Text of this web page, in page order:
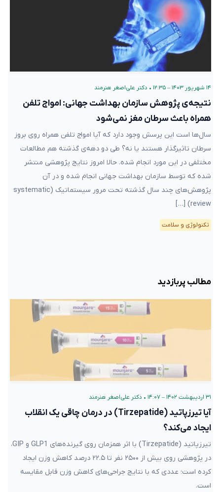
۱۴ شهریور ۱۴۰۳ – ۱۲:۳۵ • دکتر علی‌اصغر هنرمند
نتیجه‌ی پژوهش سازمان بهداشت جهانی: امواج تلفن
همراه باعث سرطان مغز نمی‌شود
سال‌ها است این پرسش وجود دارد که آیا امواج تلفن همراه روی بروز
سرطان تاثیرگذار هستند یا نه؟ طی دو دهه‌ی گذشته هم مطالعات
مختلفی در این مورد انجام شده. حالا امروز نتایج پژوهشی منتشر
شده که توسط سازمان بهداشت جهانی انجام شده و در آن
پژوهش‌های چند سال گذشته تحت مرور سیستماتیک (systematic
review) […]
تکنولوژی و سلامت
مطالب پربازدید
۳۱ اردیبهشت ۱۴۰۲ – ۱۴:۰۷ • دکتر علی‌اصغر هنرمند
آیا تیرزپاتید (Tirzepatide) در درمان چاقی یک انقلاب
ایجاد می‌کند؟
تیرزپاتید (Tirzepatide) با اثر همزمان روی گیرنده‌های GLP1 و GIP،
در پژوهشی روی بیش از ۲۵۰۰ نفر تا ۲۲.۵ درصد کاهش وزن ایجاد
کرده است؛ عددی که با نتایج جراحی‌های کاهش وزن قابل مقایسه
است.